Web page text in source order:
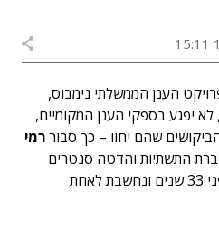
הענן הממשלתי נימבוס,
יפגע בספקי הענן המקומיים,
שהם יחוו – כך סבוררמי
התשתיות והדטה סנטרים
, שהוקמה על ידו לפני 33 שנים ונחשבת לאחת